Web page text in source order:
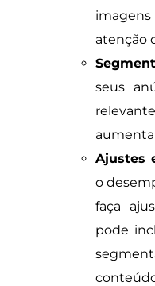
atenção
seus
Ajustes
o
faça
pode